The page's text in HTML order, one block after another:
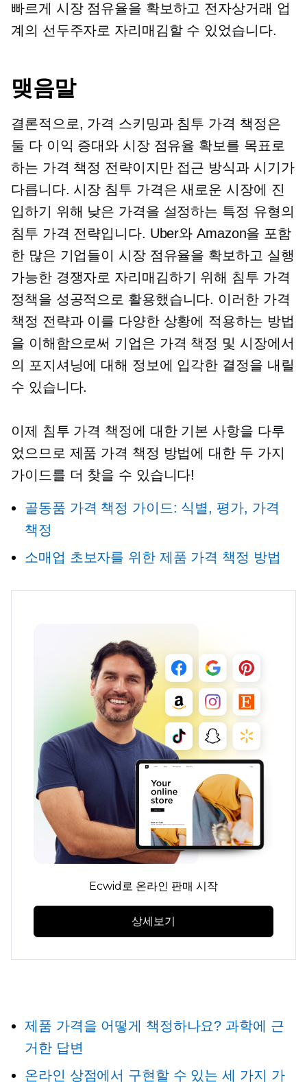
빠르게 시장 점유율을 확보하고 전자상거래 업
계의 선두주자로 자리매김할 수 있었습니다.
맺음말
결론적으로, 가격 스키밍과 침투 가격 책정은
둘 다 이익 증대와 시장 점유율 확보를 목표로
하는 가격 책정 전략이지만 접근 방식과 시기가
다릅니다. 시장 침투 가격은 새로운 시장에 진
입하기 위해 낮은 가격을 설정하는 특정 유형의
침투 가격 전략입니다. Uber와 Amazon을 포함
한 많은 기업들이 시장 점유율을 확보하고 실행
가능한 경쟁자로 자리매김하기 위해 침투 가격
정책을 성공적으로 활용했습니다. 이러한 가격
책정 전략과 이를 다양한 상황에 적용하는 방법
을 이해함으로써 기업은 가격 책정 및 시장에서
의 포지셔닝에 대해 정보에 입각한 결정을 내릴
수 있습니다.
이제 침투 가격 책정에 대한 기본 사항을 다루
었으므로 제품 가격 책정 방법에 대한 두 가지
가이드를 더 찾을 수 있습니다!
골동품 가격 책정 가이드: 식별, 평가, 가격
책정
소매업 초보자를 위한 제품 가격 책정 방법
Ecwid로 온라인 판매 시작
상세보기
제품 가격을 어떻게 책정하나요? 과학에 근
거한 답변
온라인 상점에서 구현할 수 있는 세 가지 가